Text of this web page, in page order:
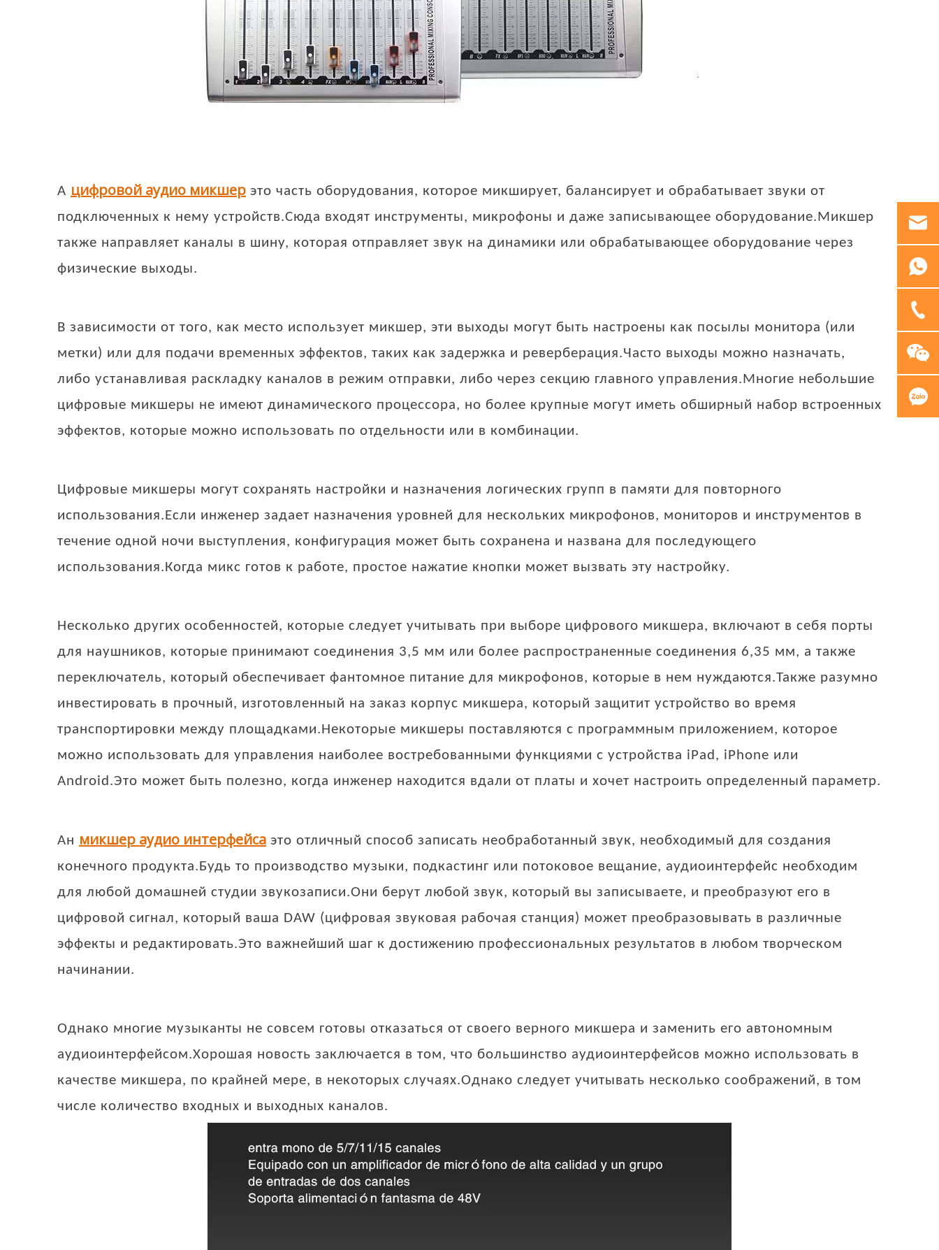
A цифровой аудио микшер это часть оборудования, которое микширует, балансирует и обрабатывает звуки от
подключенных к нему устройств.Сюда входят инструменты, микрофоны и даже записывающее оборудование.Микшер
также направляет каналы в шину, которая отправляет звук на динамики или обрабатывающее оборудование через
физические выходы.
В зависимости от того, как место использует микшер, эти выходы могут быть настроены как посылы монитора (или
метки) или для подачи временных эффектов, таких как задержка и реверберация.Часто выходы можно назначать,
либо устанавливая раскладку каналов в режим отправки, либо через секцию главного управления.Многие небольшие
цифровые микшеры не имеют динамического процессора, но более крупные могут иметь обширный набор встроенных
эффектов, которые можно использовать по отдельности или в комбинации.
Цифровые микшеры могут сохранять настройки и назначения логических групп в памяти для повторного
использования.Если инженер задает назначения уровней для нескольких микрофонов, мониторов и инструментов в
течение одной ночи выступления, конфигурация может быть сохранена и названа для последующего
использования.Когда микс готов к работе, простое нажатие кнопки может вызвать эту настройку.
Несколько других особенностей, которые следует учитывать при выборе цифрового микшера, включают в себя порты
для наушников, которые принимают соединения 3,5 мм или более распространенные соединения 6,35 мм, а также
переключатель, который обеспечивает фантомное питание для микрофонов, которые в нем нуждаются.Также разумно
инвестировать в прочный, изготовленный на заказ корпус микшера, который защитит устройство во время
транспортировки между площадками.Некоторые микшеры поставляются с программным приложением, которое
можно использовать для управления наиболее востребованными функциями с устройства iPad, iPhone или
Android.Это может быть полезно, когда инженер находится вдали от платы и хочет настроить определенный параметр.
Ан микшер аудио интерфейса это отличный способ записать необработанный звук, необходимый для создания
конечного продукта.Будь то производство музыки, подкастинг или потоковое вещание, аудиоинтерфейс необходим
для любой домашней студии звукозаписи.Они берут любой звук, который вы записываете, и преобразуют его в
цифровой сигнал, который ваша DAW (цифровая звуковая рабочая станция) может преобразовывать в различные
эффекты и редактировать.Это важнейший шаг к достижению профессиональных результатов в любом творческом
начинании.
Однако многие музыканты не совсем готовы отказаться от своего верного микшера и заменить его автономным
аудиоинтерфейсом.Хорошая новость заключается в том, что большинство аудиоинтерфейсов можно использовать в
качестве микшера, по крайней мере, в некоторых случаях.Однако следует учитывать несколько соображений, в том
числе количество входных и выходных каналов.